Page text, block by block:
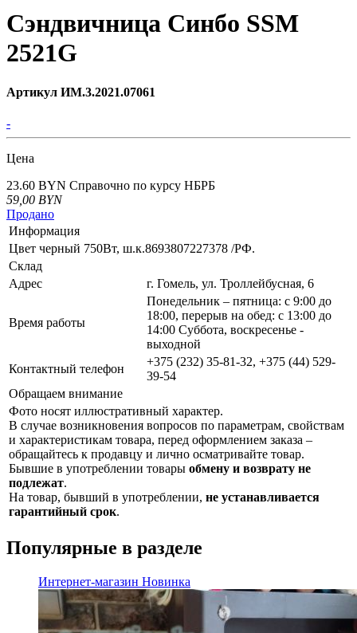
Сэндвичница Синбо SSM
2521G
Артикул ИМ.3.2021.07061
-
Цена
23.60 BYN Справочно по курсу НБРБ
59,00 BYN
Продано
Информация
Цвет черный 750Вт, ш.к.8693807227378 /РФ.
Склад
Адрес
г. Гомель, ул. Троллейбусная, 6
Время работы
Понедельник – пятница: с 9:00 до
18:00, перерыв на обед: с 13:00 до
14:00 Суббота, воскресенье -
выходной
Контактный телефон
+375 (232) 35-81-32, +375 (44) 529-
39-54
Обращаем внимание
Фото носят иллюстративный характер.
В случае возникновения вопросов по параметрам, свойствам
и характеристикам товара, перед оформлением заказа –
обращайтесь к продавцу и лично осматривайте товар.
Бывшие в употреблении товары обмену и возврату не
подлежат.
На товар, бывший в употреблении, не устанавливается
гарантийный срок.
Популярные в разделе
Интернет-магазин Новинка